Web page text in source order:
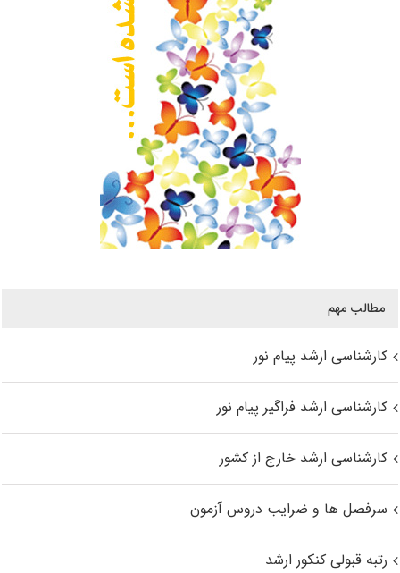
مطالب مهم
کارشناسی ارشد پیام نور
کارشناسی ارشد فراگیر پیام نور
کارشناسی ارشد خارج از کشور
سرفصل ها و ضرایب دروس آزمون
رتبه قبولی کنکور ارشد